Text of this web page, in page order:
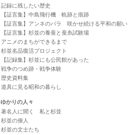
記録に残したい歴史
【証言集】中島飛行機 軌跡と痕跡
【証言集】アンネのバラ 咲かせ続ける平和の願い
【証言集】杉並の養蚕と蚕糸試験場
アニメのまちができるまで
杉並名品復活プロジェクト
【記録集】杉並にも公民館があった
戦争のつめ跡・戦争体験
歴史資料集
道具に見る昭和の暮らし
ゆかりの人々
著名人に聞く 私と杉並
杉並の偉人
杉並の文士たち